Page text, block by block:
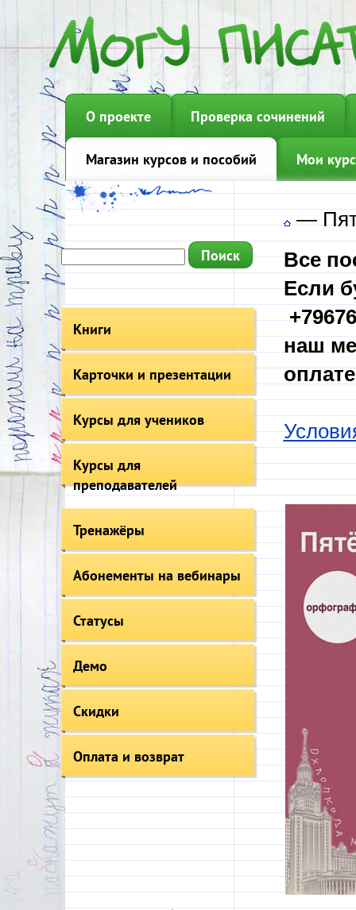
О проекте Проверка сочинений
Магазин курсов и пособий Мои
Книги
Карточки и презентации
Курсы для учеников
Курсы для
преподавателей
Тренажёры
Абонементы на вебинары
Статусы
Демо
Скидки
Оплата и возврат
—
Все
Если
наш